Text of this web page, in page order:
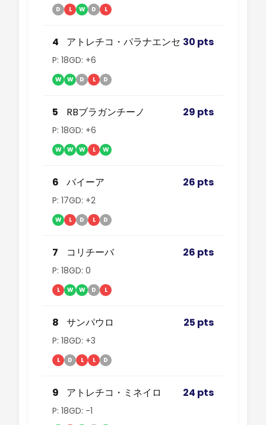
D L W D L
4 アトレチコ・パラナエンセ 30 pts
P: 18GD: +6
W W D L D
5 RBブラガンチーノ 29 pts
P: 18GD: +6
W W W L W
6 バイーア 26 pts
P: 17GD: +2
W L D L D
7 コリチーバ 26 pts
P: 18GD: 0
L W W D L
8 サンパウロ 25 pts
P: 18GD: +3
L D L L D
9 アトレチコ・ミネイロ 24 pts
P: 18GD: -1